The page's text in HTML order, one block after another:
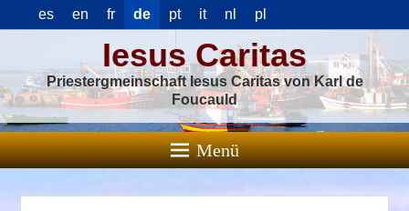
es en fr de pt it nl pl
Iesus Caritas
Priestergmeinschaft Iesus Caritas von Karl de
Foucauld
Menü